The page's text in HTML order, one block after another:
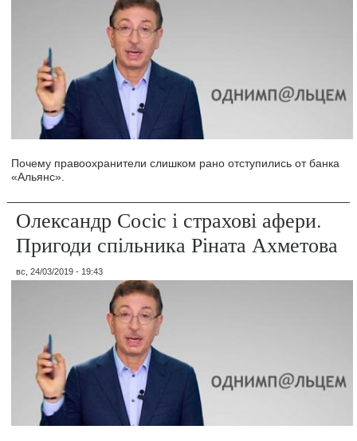
Почему правоохранители слишком рано отступились от банка
«Альянс».
Олександр Сосіс і страхові афери.
Пригоди спільника Ріната Ахметова
вс, 24/03/2019 - 19:43